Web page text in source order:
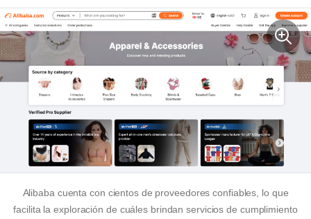
Alibaba cuenta con cientos de proveedores confiables, lo que
facilita la exploración de cuáles brindan servicios de cumplimiento